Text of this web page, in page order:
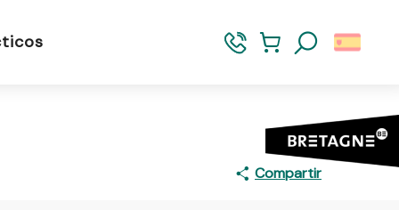
Compartir